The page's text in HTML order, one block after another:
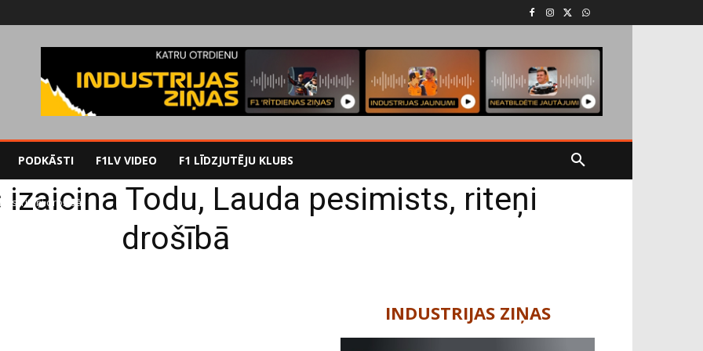
PODKĀSTI F1LV VIDEO F1 LĪDZJUTĒJU KLUBS
riteņi drošībā
izaicina Todu, Lauda pesimists, riteņi
drošībā
INDUSTRIJAS ZIŅAS